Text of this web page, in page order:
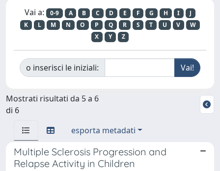
Vai a: 0-9 A B C D E F G H I
J
K
L M N O P Q R S T U V
W
X
Y Z
o inserisci le iniziali:
Mostrati risultati da 5 a 6
di 6
esporta metadati
Multiple Sclerosis Progression and
Relapse Activity in Children